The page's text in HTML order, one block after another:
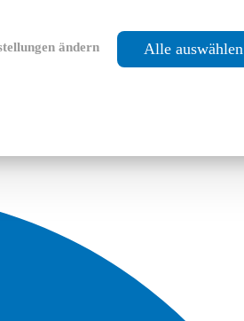
ändern Alle auswählen